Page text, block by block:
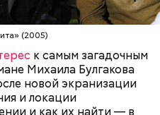
(2005)
к самым загадочным
Михаила Булгакова
новой экранизации
и локации
и как их найти — в
протекал потолок, за
Именно поэтому она
квартиры», где жил